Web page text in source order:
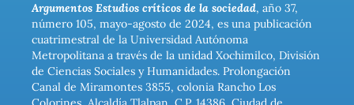
Argumentos Estudios críticos de la sociedad, año 37,
número 105, mayo-agosto de 2024, es una publicación
cuatrimestral de la Universidad Autónoma
Metropolitana a través de la unidad Xochimilco, División
de Ciencias Sociales y Humanidades. Prolongación
Canal de Miramontes 3855, colonia Rancho Los